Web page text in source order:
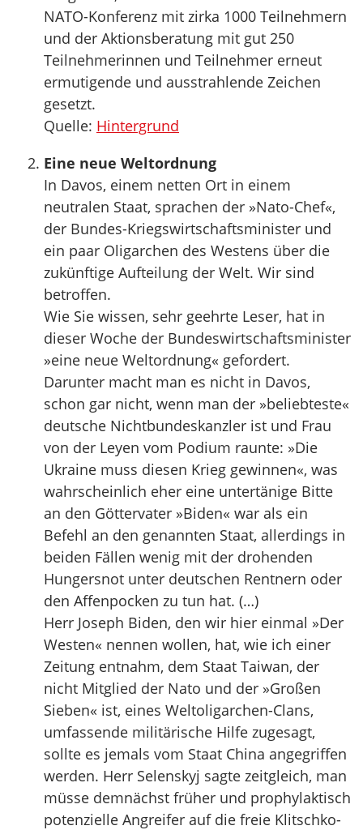
NATO-Konferenz mit zirka 1000 Teilnehmern
und der Aktionsberatung mit gut 250
Teilnehmerinnen und Teilnehmer erneut
ermutigende und ausstrahlende Zeichen
gesetzt.
Quelle: Hintergrund
Eine neue Weltordnung
In Davos, einem netten Ort in einem
neutralen Staat, sprachen der »Nato-Chef«,
der Bundes-Kriegswirtschaftsminister und
ein paar Oligarchen des Westens über die
zukünftige Aufteilung der Welt. Wir sind
betroffen.
Wie Sie wissen, sehr geehrte Leser, hat in
dieser Woche der Bundeswirtschaftsminister
»eine neue Weltordnung« gefordert.
Darunter macht man es nicht in Davos,
schon gar nicht, wenn man der »beliebteste«
deutsche Nichtbundeskanzler ist und Frau
von der Leyen vom Podium raunte: »Die
Ukraine muss diesen Krieg gewinnen«, was
wahrscheinlich eher eine untertänige Bitte
an den Göttervater »Biden« war als ein
Befehl an den genannten Staat, allerdings in
beiden Fällen wenig mit der drohenden
Hungersnot unter deutschen Rentnern oder
den Affenpocken zu tun hat. (…)
Herr Joseph Biden, den wir hier einmal »Der
Westen« nennen wollen, hat, wie ich einer
Zeitung entnahm, dem Staat Taiwan, der
nicht Mitglied der Nato und der »Großen
Sieben« ist, eines Weltoligarchen-Clans,
umfassende militärische Hilfe zugesagt,
sollte es jemals vom Staat China angegriffen
werden. Herr Selenskyj sagte zeitgleich, man
müsse demnächst früher und prophylaktisch
potenzielle Angreifer auf die freie Klitschko-